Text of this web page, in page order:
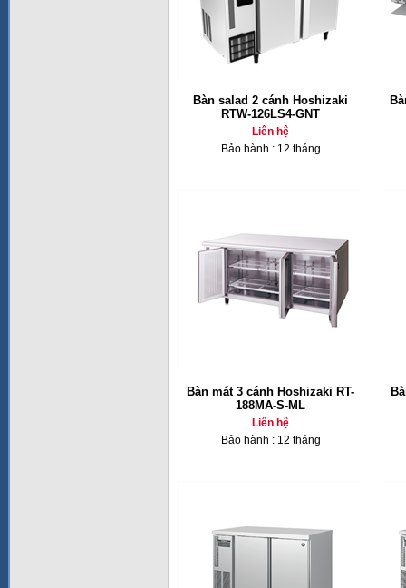
Bàn salad 2 cánh Hoshizaki
RTW-126LS4-GNT
Liên hệ
Bảo hành : 12 tháng
Bàn mát 3 cánh Hoshizaki RT-
188MA-S-ML
Liên hệ
Bảo hành : 12 tháng